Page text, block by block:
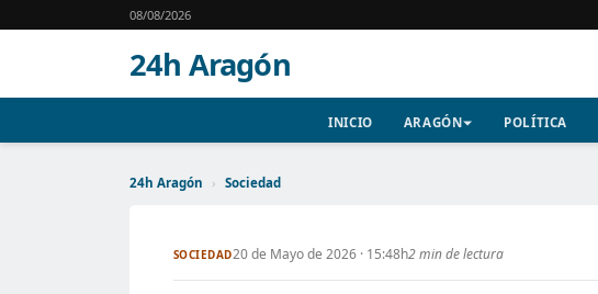
08/08/2026
24h Aragón
INICIO ARAGÓN POLÍTICA
24h Aragón › Sociedad
SOCIEDAD20 de Mayo de 2026 · 15:48h2 min de lectura